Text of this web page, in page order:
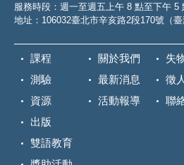
服務時段：週一至週五上午 8 點至下午 5
地址：106032臺北市辛亥路2段170號（臺
課程
測驗
資源
出版
雙語教育
關於我們
最新消息
活動報導
失
徵
聯